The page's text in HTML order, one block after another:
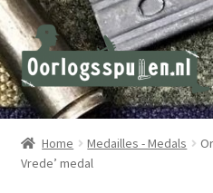
Skip
to
navigation
Skip
to
content
Winkel – Shop
Over ons – About us
Home Medailles - Medals
Vrede’ medal